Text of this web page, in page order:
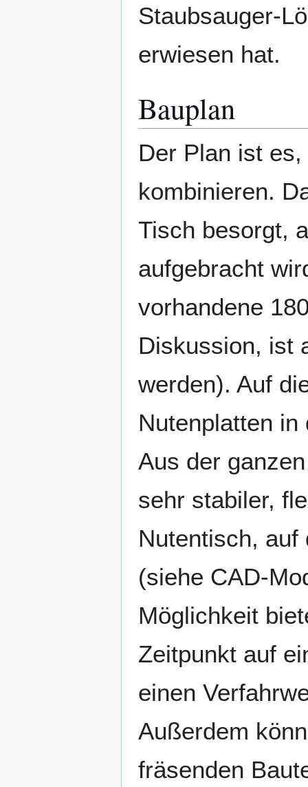
Staubsauger-
erwiesen hat.
Bauplan
Der Plan ist
kombinieren.
Tisch besorgt,
aufgebracht
vorhandene
Diskussion, ist
werden). Auf
Nutenplatten
Aus der
sehr stabiler,
Nutentisch, auf
(siehe CAD-
Möglichkeit
Zeitpunkt auf
einen
Außerdem
fräsenden